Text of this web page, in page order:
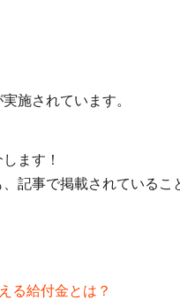
施されています。
ます！
記事で掲載されているこ
る給付金とは？